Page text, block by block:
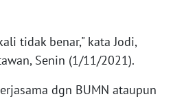
tidak benar," kata Jodi,
Senin (1/11/2021).
dgn BUMN ataupun